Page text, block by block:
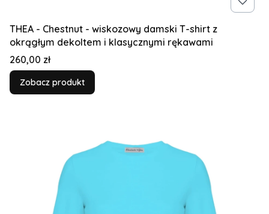
THEA - Chestnut - wiskozowy damski T-shirt z
okrągłym dekoltem i klasycznymi rękawami
Cena
260,00 zł
Zobacz produkt